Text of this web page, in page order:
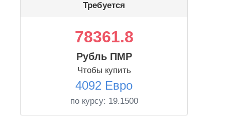
Требуется
78361.8
Рубль ПМР
Чтобы купить
4092 Евро
по курсу: 19.1500